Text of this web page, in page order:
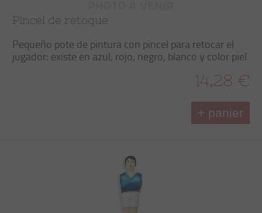
Pincel de retoque
Pequeño pote de pintura con pincel para retocar el
jugador: existe en azul, rojo, negro, blanco y color piel
14,28 €
+ panier